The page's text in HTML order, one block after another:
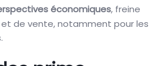
économiques, freine
de vente, notamment pour les